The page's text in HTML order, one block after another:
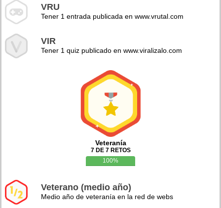
VRU
Tener 1 entrada publicada en www.vrutal.com
VIR
Tener 1 quiz publicado en www.viralizalo.com
Veteranía
7 DE 7 RETOS
100%
Veterano (medio año)
Medio año de veteranía en la red de webs